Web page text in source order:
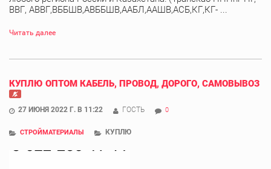
ВВГ, АВВГ,ВББШВ,АВББШВ,ААБЛ,ААШВ,АСБ,КГ,КГ- ...
Читать далее
КУПЛЮ ОПТОМ КАБЕЛЬ, ПРОВОД, ДОРОГО, САМОВЫВОЗ
27 ИЮНЯ 2022 Г. В 11:22 ГОСТЬ 0
СТРОЙМАТЕРИАЛЫ КУПЛЮ